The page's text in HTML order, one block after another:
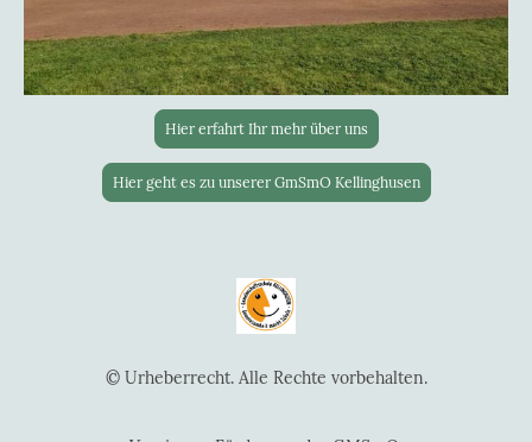
Hier erfahrt Ihr mehr über uns
Hier geht es zu unserer GmSmO Kellinghusen
© Urheberrecht. Alle Rechte vorbehalten.